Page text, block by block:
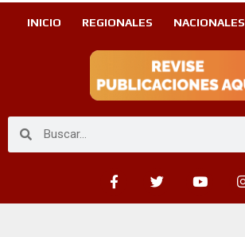
INICIO REGIONALES NACIONALES